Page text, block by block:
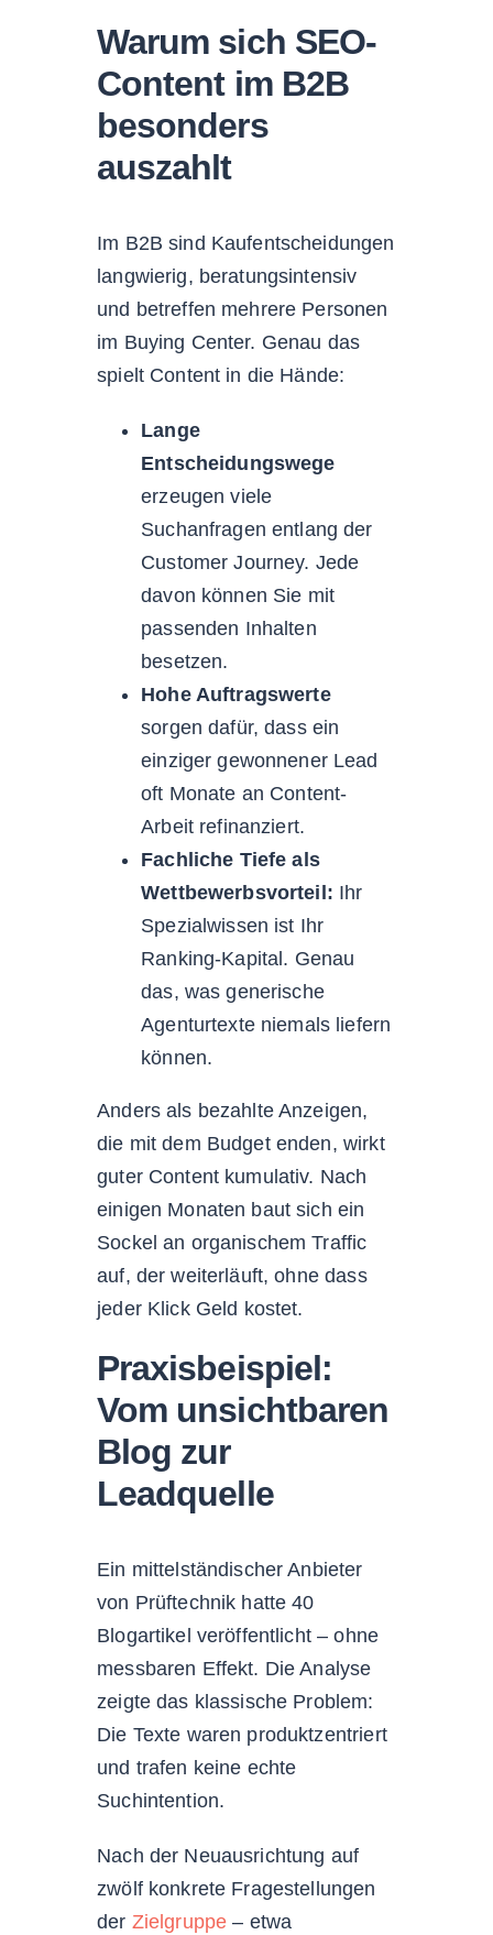
Warum sich SEO-
Content im B2B
besonders
auszahlt
Im B2B sind Kaufentscheidungen
langwierig, beratungsintensiv
und betreffen mehrere Personen
im Buying Center. Genau das
spielt Content in die Hände:
Lange
Entscheidungswege
erzeugen viele
Suchanfragen entlang der
Customer Journey. Jede
davon können Sie mit
passenden Inhalten
besetzen.
Hohe Auftragswerte
sorgen dafür, dass ein
einziger gewonnener Lead
oft Monate an Content-
Arbeit refinanziert.
Fachliche Tiefe als
Wettbewerbsvorteil: Ihr
Spezialwissen ist Ihr
Ranking-Kapital. Genau
das, was generische
Agenturtexte niemals liefern
können.
Anders als bezahlte Anzeigen,
die mit dem Budget enden, wirkt
guter Content kumulativ. Nach
einigen Monaten baut sich ein
Sockel an organischem Traffic
auf, der weiterläuft, ohne dass
jeder Klick Geld kostet.
Praxisbeispiel:
Vom unsichtbaren
Blog zur
Leadquelle
Ein mittelständischer Anbieter
von Prüftechnik hatte 40
Blogartikel veröffentlicht – ohne
messbaren Effekt. Die Analyse
zeigte das klassische Problem:
Die Texte waren produktzentriert
und trafen keine echte
Suchintention.
Nach der Neuausrichtung auf
zwölf konkrete Fragestellungen
der Zielgruppe – etwa